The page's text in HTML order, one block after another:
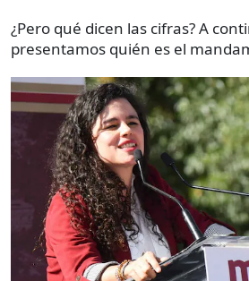
¿Pero qué dicen las cifras? A
presentamos quién es el